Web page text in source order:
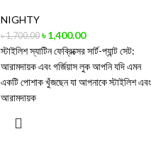
NIGHTY
৳1,700.00 ৳1,400.00
স্টাইলিশ স্যাটিন ফেব্রিক্সের সার্ট-প্যান্ট সেট:
আরামদায়ক এবং গর্জিয়াস লুক আপনি যদি এমন
একটি পোশাক খুঁজছেন যা আপনাকে স্টাইলিশ এবং
আরামদায়ক